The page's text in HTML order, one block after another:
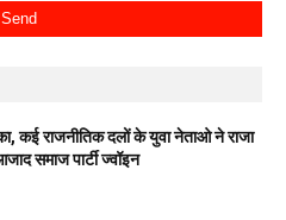
कई राजनीतिक दलों के युवा नेताओ ने राजा
समाज पार्टी ज्वॉइन